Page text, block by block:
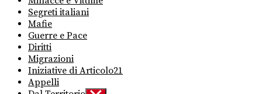
Segreti italiani
Mafie
Guerre e Pace
Diritti
Migrazioni
Iniziative di Articolo21
Appelli